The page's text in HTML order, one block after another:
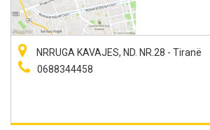
NRRUGA KAVAJES, ND. NR.28 - Tiranë
0688344458